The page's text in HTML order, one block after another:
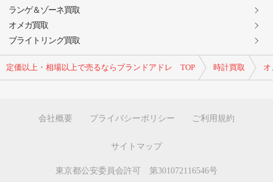
定価以上・相場以上で売るならブランドアドレ TOP 時計買取
ランゲ＆ゾーネ買取
オメガ買取
ブライトリング買取
会社概要 プライバシーポリシー ご利用規約
サイトマップ
東京都公安委員会許可 第301072116546号